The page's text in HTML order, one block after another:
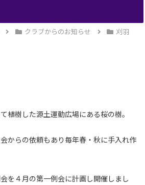
クラブからのお知らせ
刈羽
植樹した源土運動広場にある桜の樹。
からの依頼もあり毎年春・秋に手入れ作
を４月の第一例会に計画し開催しまし